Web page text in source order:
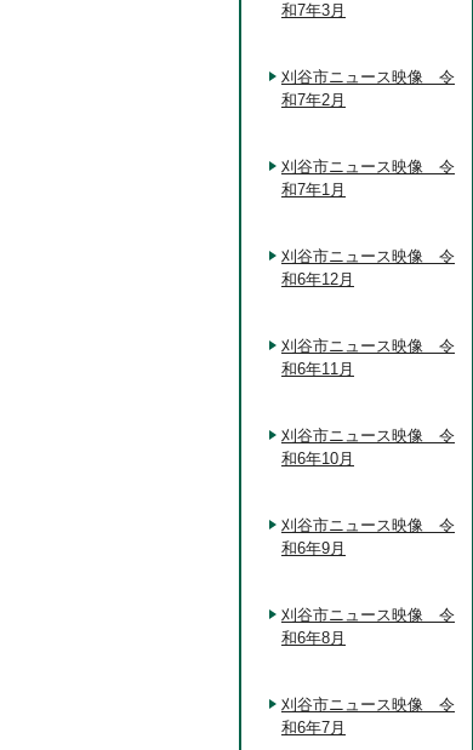
和7年3月
刈谷市ニュース映像 令
和7年2月
刈谷市ニュース映像 令
和7年1月
刈谷市ニュース映像 令
和6年12月
刈谷市ニュース映像 令
和6年11月
刈谷市ニュース映像 令
和6年10月
刈谷市ニュース映像 令
和6年9月
刈谷市ニュース映像 令
和6年8月
刈谷市ニュース映像 令
和6年7月